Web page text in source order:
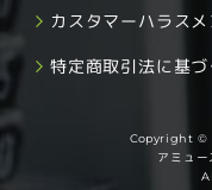
カスタマーハラス
特定商取引法に基
Copyright ©
アミュ